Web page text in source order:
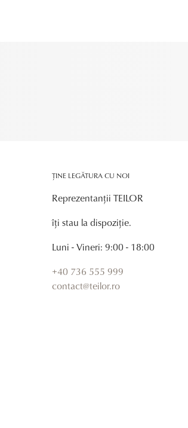
ȚINE LEGĂTURA CU NOI
Reprezentanții TEILOR
îți stau la dispoziție.
Luni - Vineri: 9:00 - 18:00
+40 736 555 999
contact@teilor.ro